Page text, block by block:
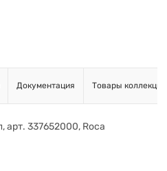
Документация Товары коллекции
арт. 337652000, Roca